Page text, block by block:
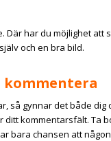
Där har du möjlighet
och en bra bild.
så gynnar det både
kommentarsfält. Ta
bara chansen att